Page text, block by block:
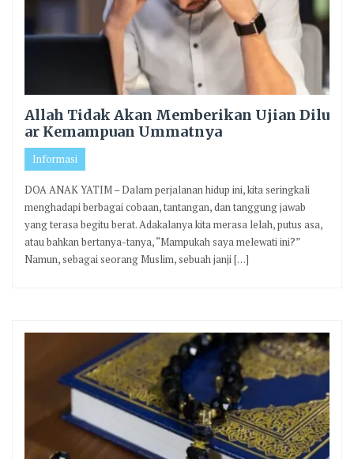
Allah Tidak Akan Memberikan Ujian Dilu
ar Kemampuan Ummatnya
Informasi
DOA ANAK YATIM – Dalam perjalanan hidup ini, kita seringkali
menghadapi berbagai cobaan, tantangan, dan tanggung jawab
yang terasa begitu berat. Adakalanya kita merasa lelah, putus asa,
atau bahkan bertanya-tanya, “Mampukah saya melewati ini?”
Namun, sebagai seorang Muslim, sebuah janji […]